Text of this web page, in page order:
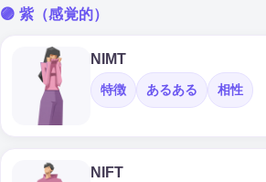
🟣 紫（感覚的）
NIMT
特徴 あるある 相性
NIFT